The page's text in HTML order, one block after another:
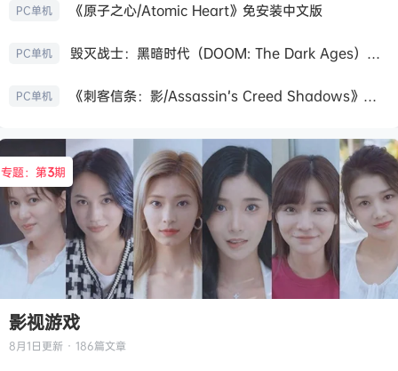
PC单机 《原子之心/Atomic Heart》免安装中文版
PC单机 毁灭战士：黑暗时代（DOOM: The Dark Ages）免安装中文版
PC单机 《刺客信条：影/Assassin’s Creed Shadows》免安装版，非虚拟机
专题：第3期
影视游戏
8月1日更新 · 186篇文章